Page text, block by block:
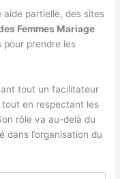
aide partielle, des sites
Femmes Mariage
pour prendre les
tout un facilitateur
tout en respectant les
rôle va au-delà du
dans l’organisation du